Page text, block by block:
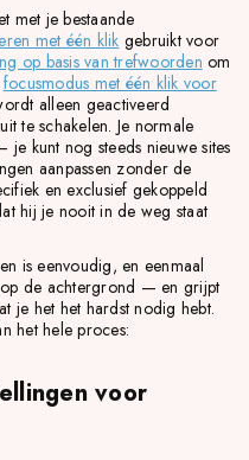
met je bestaande
met één klik gebruikt voor
op basis van trefwoorden om
focusmodus met één klik voor
alleen geactiveerd
te schakelen. Je normale
kunt nog steeds nieuwe sites
aanpassen zonder de
en exclusief gekoppeld
hij je nooit in de weg staat
is eenvoudig, en eenmaal
de achtergrond — en grijpt
je het het hardst nodig hebt.
het hele proces:
voor